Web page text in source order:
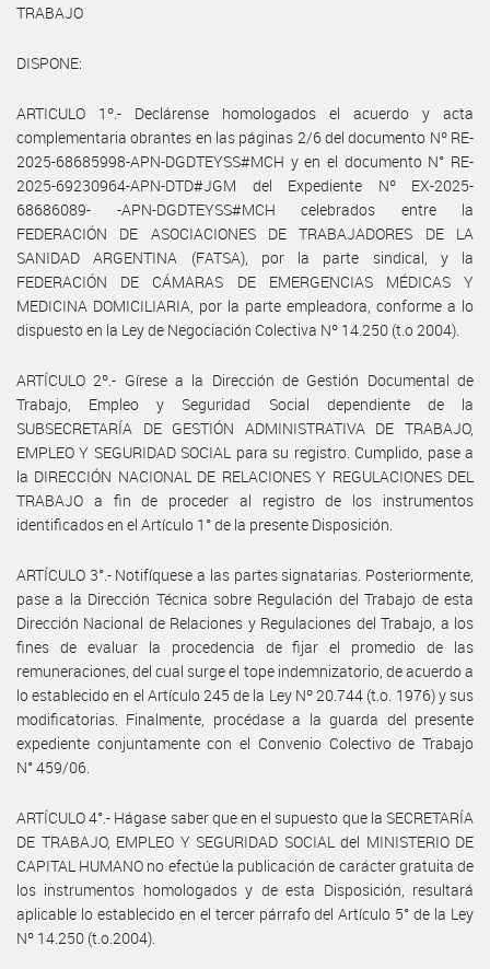
TRABAJO
DISPONE:
ARTICULO 1º.- Declárense homologados el acuerdo y acta
complementaria obrantes en las páginas 2/6 del documento Nº RE-
2025-68685998-APN-DGDTEYSS#MCH y en el documento N° RE-
2025-69230964-APN-DTD#JGM del Expediente Nº EX-2025-
68686089- -APN-DGDTEYSS#MCH celebrados entre la
FEDERACIÓN DE ASOCIACIONES DE TRABAJADORES DE LA
SANIDAD ARGENTINA (FATSA), por la parte sindical, y la
FEDERACIÓN DE CÁMARAS DE EMERGENCIAS MÉDICAS Y
MEDICINA DOMICILIARIA, por la parte empleadora, conforme a lo
dispuesto en la Ley de Negociación Colectiva Nº 14.250 (t.o 2004).
ARTÍCULO 2º.- Gírese a la Dirección de Gestión Documental de
Trabajo, Empleo y Seguridad Social dependiente de la
SUBSECRETARÍA DE GESTIÓN ADMINISTRATIVA DE TRABAJO,
EMPLEO Y SEGURIDAD SOCIAL para su registro. Cumplido, pase a
la DIRECCIÓN NACIONAL DE RELACIONES Y REGULACIONES DEL
TRABAJO a fin de proceder al registro de los instrumentos
identificados en el Artículo 1° de la presente Disposición.
ARTÍCULO 3°.- Notifíquese a las partes signatarias. Posteriormente,
pase a la Dirección Técnica sobre Regulación del Trabajo de esta
Dirección Nacional de Relaciones y Regulaciones del Trabajo, a los
fines de evaluar la procedencia de fijar el promedio de las
remuneraciones, del cual surge el tope indemnizatorio, de acuerdo a
lo establecido en el Artículo 245 de la Ley Nº 20.744 (t.o. 1976) y sus
modificatorias. Finalmente, procédase a la guarda del presente
expediente conjuntamente con el Convenio Colectivo de Trabajo
N° 459/06.
ARTÍCULO 4°.- Hágase saber que en el supuesto que la SECRETARÍA
DE TRABAJO, EMPLEO Y SEGURIDAD SOCIAL del MINISTERIO DE
CAPITAL HUMANO no efectúe la publicación de carácter gratuita de
los instrumentos homologados y de esta Disposición, resultará
aplicable lo establecido en el tercer párrafo del Artículo 5° de la Ley
Nº 14.250 (t.o.2004).